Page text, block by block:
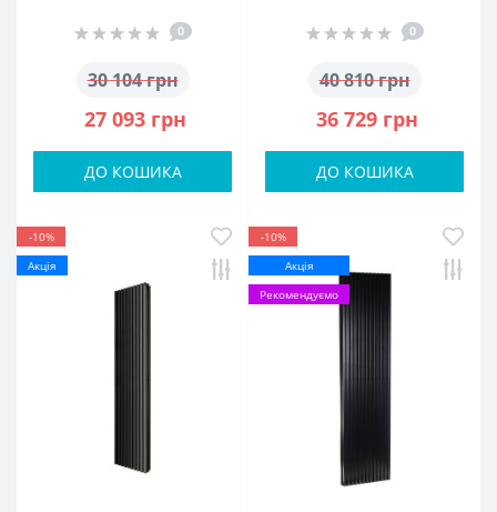
0
30 104 грн
27 093 грн
ДО КОШИКА
0
40 810 грн
36 729 грн
ДО КОШИКА
-10%
Акція
-10%
Акція
Рекомендуємо